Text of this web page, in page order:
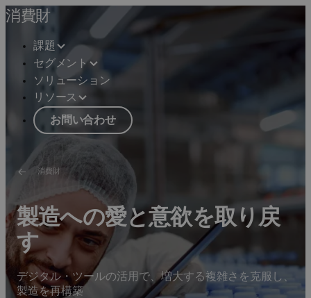
消費財
課題
セグメント
ソリューション
リソース
お問い合わせ
消費財
製造への愛と意欲を取り戻
す
デジタル・ツールの活用で、増大する複雑さを克服し、
製造を再構築